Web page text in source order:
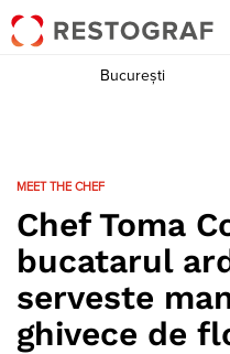
București
MEET THE CHEF
Chef Toma
bucatarul
serveste
ghivece de